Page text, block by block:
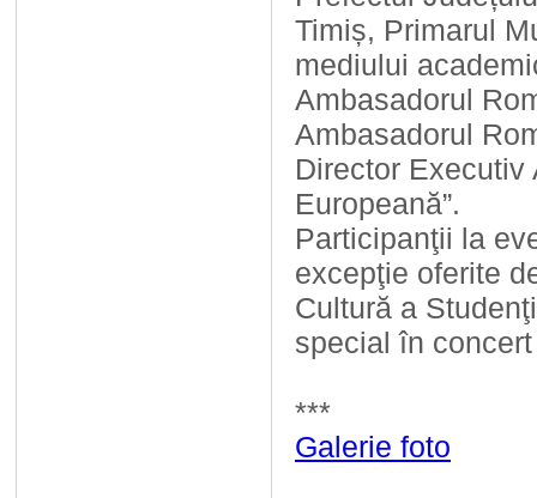
Timiș, Primarul
mediului
Ambasadorul
Ambasadorul
Director Executiv
Europeană”.
Participanţii la
excepţie oferite
Cultură a
special în
***
Galerie foto